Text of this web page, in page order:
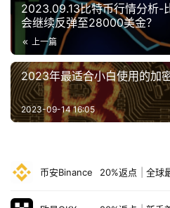
2023.09.13比特币行情分析-
会继续反弹至28000美金？
上一篇
2023年最适合小白使用的加
2023-09-14 16:05
币安Binance 20%返点 全球